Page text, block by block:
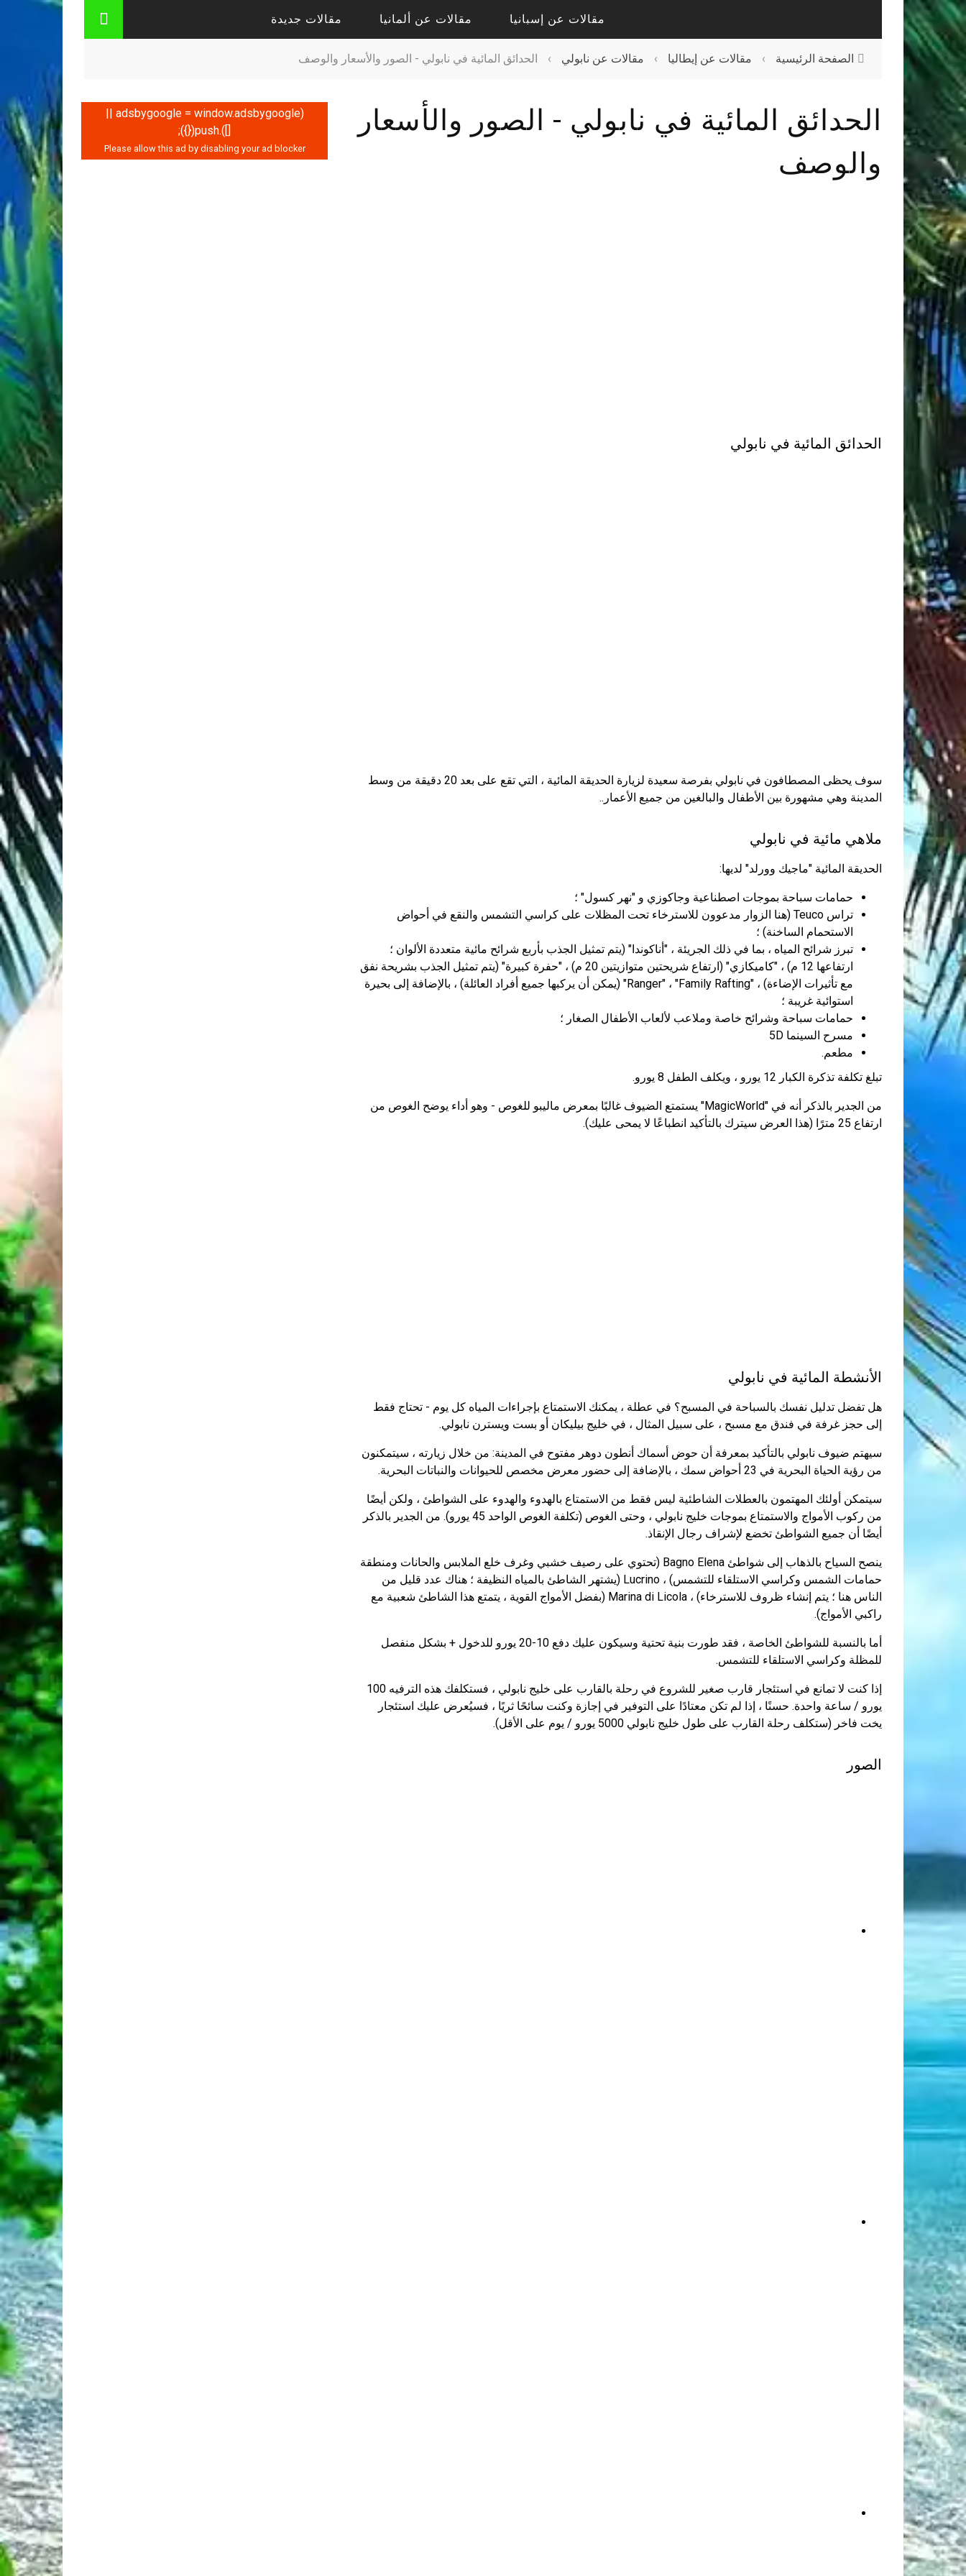
مقالات عن إسبانيا
مقالات حول فالنسيا
مقالات عن ألمانيا
مقالات حول كولونيا
مقالات جديدة
الصفحة الرئيسية › مقالات عن إيطاليا › مقالات عن نابولي › الحدائق المائية في نابولي - الصور والأسعار والوصف
الحدائق المائية في نابولي - الصور والأسعار
والوصف
الحدائق المائية في نابولي
سوف يحظى المصطافون في نابولي بفرصة سعيدة لزيارة الحديقة المائية ، التي تقع على بعد 20 دقيقة من وسط
المدينة وهي مشهورة بين الأطفال والبالغين من جميع الأعمار..
ملاهي مائية في نابولي
الحديقة المائية "ماجيك وورلد" لديها:
حمامات سباحة بموجات اصطناعية وجاكوزي و "نهر كسول" ؛
تراس Teuco (هنا الزوار مدعوون للاسترخاء تحت المظلات على كراسي التشمس والنقع في أحواض
الاستحمام الساخنة) ؛
تبرز شرائح المياه ، بما في ذلك الجريئة ، "أناكوندا" (يتم تمثيل الجذب بأربع شرائح مائية متعددة الألوان ؛
ارتفاعها 12 م) ، "كاميكازي" (ارتفاع شريحتين متوازيتين 20 م) ، "حفرة كبيرة" (يتم تمثيل الجذب بشريحة نفق
مع تأثيرات الإضاءة) ، "Ranger" ، "Family Rafting" (يمكن أن يركبها جميع أفراد العائلة) ، بالإضافة إلى بحيرة
استوائية غريبة ؛
حمامات سباحة وشرائح خاصة وملاعب لألعاب الأطفال الصغار ؛
مسرح السينما 5D
مطعم.
تبلغ تكلفة تذكرة الكبار 12 يورو ، ويكلف الطفل 8 يورو.
من الجدير بالذكر أنه في "MagicWorld" يستمتع الضيوف غالبًا بمعرض ماليبو للغوص - وهو أداء يوضح الغوص من
ارتفاع 25 مترًا (هذا العرض سيترك بالتأكيد انطباعًا لا يمحى عليك).
الأنشطة المائية في نابولي
هل تفضل تدليل نفسك بالسباحة في المسبح؟ في عطلة ، يمكنك الاستمتاع بإجراءات المياه كل يوم - تحتاج فقط
إلى حجز غرفة في فندق مع مسبح ، على سبيل المثال ، في خليج بيليكان أو بست ويسترن نابولي.
سيهتم ضيوف نابولي بالتأكيد بمعرفة أن حوض أسماك أنطون دوهر مفتوح في المدينة: من خلال زيارته ، سيتمكنون
من رؤية الحياة البحرية في 23 أحواض سمك ، بالإضافة إلى حضور معرض مخصص للحيوانات والنباتات البحرية.
سيتمكن أولئك المهتمون بالعطلات الشاطئية ليس فقط من الاستمتاع بالهدوء والهدوء على الشواطئ ، ولكن أيضًا
من ركوب الأمواج والاستمتاع بموجات خليج نابولي ، وحتى الغوص (تكلفة الغوص الواحد 45 يورو). من الجدير بالذكر
أيضًا أن جميع الشواطئ تخضع لإشراف رجال الإنقاذ.
ينصح السياح بالذهاب إلى شواطئ Bagno Elena (تحتوي على رصيف خشبي وغرف خلع الملابس والحانات ومنطقة
حمامات الشمس وكراسي الاستلقاء للتشمس) ، Lucrino (يشتهر الشاطئ بالمياه النظيفة ؛ هناك عدد قليل من
الناس هنا ؛ يتم إنشاء ظروف للاسترخاء) ، Marina di Licola (بفضل الأمواج القوية ، يتمتع هذا الشاطئ شعبية مع
راكبي الأمواج).
أما بالنسبة للشواطئ الخاصة ، فقد طورت بنية تحتية وسيكون عليك دفع 10-20 يورو للدخول + بشكل منفصل
للمظلة وكراسي الاستلقاء للتشمس.
إذا كنت لا تمانع في استئجار قارب صغير للشروع في رحلة بالقارب على خليج نابولي ، فستكلفك هذه الترفيه 100
يورو / ساعة واحدة. حسنًا ، إذا لم تكن معتادًا على التوفير في إجازة وكنت سائحًا ثريًا ، فسيُعرض عليك استئجار
يخت فاخر (ستكلف رحلة القارب على طول خليج نابولي 5000 يورو / يوم على الأقل).
الصور
(adsbygoogle = window.adsbygoogle ||
[]).push({});